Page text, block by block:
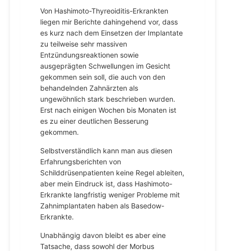
Von Hashimoto-Thyreoiditis-Erkrankten
liegen mir Berichte dahingehend vor, dass
es kurz nach dem Einsetzen der Implantate
zu teilweise sehr massiven
Entzündungsreaktionen sowie
ausgeprägten Schwellungen im Gesicht
gekommen sein soll, die auch von den
behandelnden Zahnärzten als
ungewöhnlich stark beschrieben wurden.
Erst nach einigen Wochen bis Monaten ist
es zu einer deutlichen Besserung
gekommen.
Selbstverständlich kann man aus diesen
Erfahrungsberichten von
Schilddrüsenpatienten keine Regel ableiten,
aber mein Eindruck ist, dass Hashimoto-
Erkrankte langfristig weniger Probleme mit
Zahnimplantaten haben als Basedow-
Erkrankte.
Unabhängig davon bleibt es aber eine
Tatsache, dass sowohl der Morbus